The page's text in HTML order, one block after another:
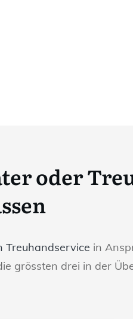
oder
Treuhandservice in
grössten drei in der